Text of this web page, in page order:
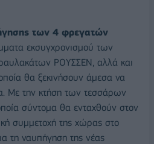
των 4 φρεγατών
εκσυγχρονισμού των
ΡΟΥΣΣΕΝ, αλλά και
θα ξεκινήσουν άμεσα να
Με την κτήση των τεσσάρων
σύντομα θα ενταχθούν στον
συμμετοχή της χώρας στο
τη ναυπήγηση της νέας